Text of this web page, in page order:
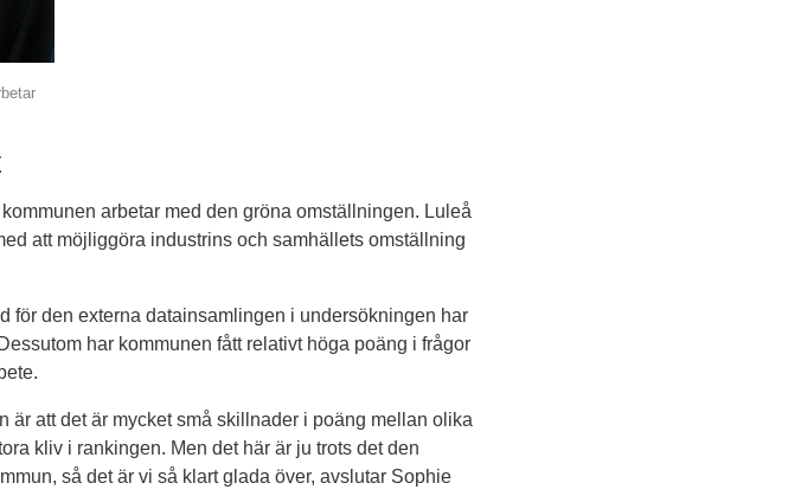
arbetar med den gröna omställningen. Luleå
att möjliggöra industrins och samhällets omställning
för den externa datainsamlingen i undersökningen har
har kommunen fått relativt höga poäng i frågor
att det är mycket små skillnader i poäng mellan olika
kliv i rankingen. Men det här är ju trots det den
så det är vi så klart glada över, avslutar Sophie